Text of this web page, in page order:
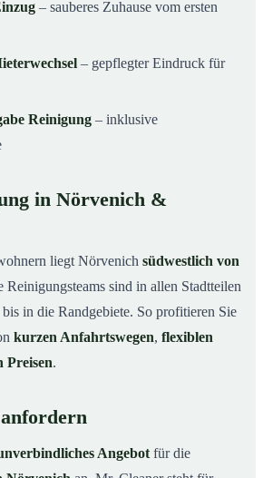
– sauberes Zuhause vom ersten
– gepflegter Eindruck für
Reinigung – inklusive
in Nörvenich &
liegt Nörvenich südwestlich von
Reinigungsteams sind in allen Stadtteilen
in die Randgebiete. So profitieren Sie
kurzen Anfahrtswegen, flexiblen
Preisen.
Angebot für die